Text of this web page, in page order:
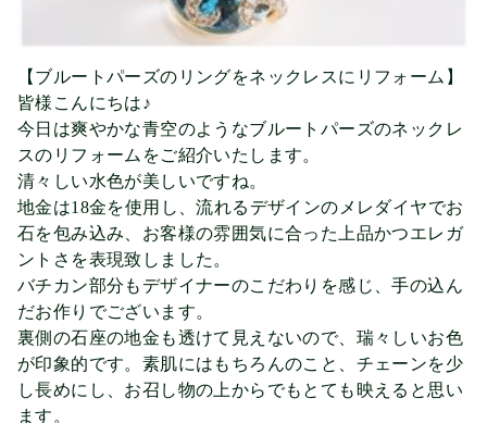
【ブルートパーズのリングをネックレスにリフォーム】
皆様こんにちは♪
今日は爽やかな青空のようなブルートパーズのネックレ
スのリフォームをご紹介いたします。
清々しい水色が美しいですね。
地金は18金を使用し、流れるデザインのメレダイヤでお
石を包み込み、お客様の雰囲気に合った上品かつエレガ
ントさを表現致しました。
バチカン部分もデザイナーのこだわりを感じ、手の込ん
だお作りでございます。
裏側の石座の地金も透けて見えないので、瑞々しいお色
が印象的です。素肌にはもちろんのこと、チェーンを少
し長めにし、お召し物の上からでもとても映えると思い
ます。